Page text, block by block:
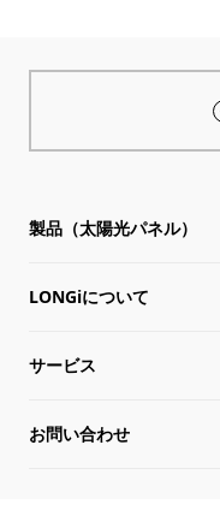
製品（太陽光パネル）
太陽電池モジュール
Hi-MO X10
Hi-MO 7
LONGiについて
LONGiについて
沿革
サービス
ダウンロード
お問い合わせ